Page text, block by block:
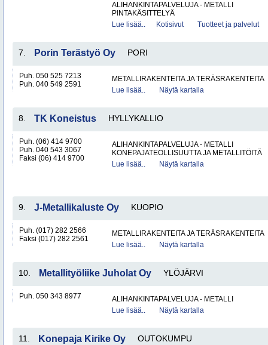
ALIHANKINTAPALVELUJA - METALLI
PINTAKÄSITTELYÄ
Lue lisää..
Kotisivut Tuotteet ja palvelut
7. Porin Terästyö Oy PORI
Puh. 050 525 7213
Puh. 040 549 2591
METALLIRAKENTEITA JA TERÄSRAKENTEITA
Lue lisää..
Näytä kartalla
8. TK Koneistus HYLLYKALLIO
Puh. (06) 414 9700
Puh. 040 543 3067
Faksi (06) 414 9700
ALIHANKINTAPALVELUJA - METALLI
KONEPAJATEOLLISUUTTA JA METALLITÖITÄ
Lue lisää..
Näytä kartalla
9. J-Metallikaluste Oy KUOPIO
Puh. (017) 282 2566
Faksi (017) 282 2561
METALLIRAKENTEITA JA TERÄSRAKENTEITA
Lue lisää..
Näytä kartalla
10. Metallityöliike Juholat Oy YLÖJÄRVI
Puh. 050 343 8977
ALIHANKINTAPALVELUJA - METALLI
Lue lisää..
Näytä kartalla
11. Konepaja Kirike Oy OUTOKUMPU